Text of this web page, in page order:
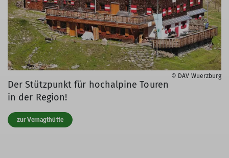
© DAV Wuerzburg
Der Stützpunkt für hochalpine Touren
in der Region!
zur Vernagthütte